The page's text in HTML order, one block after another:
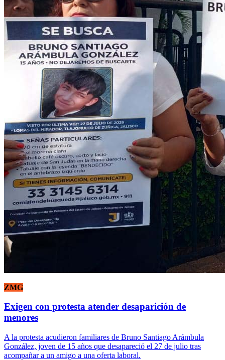
ZMG
Exigen con protesta atender desaparición de
menores
A la protesta acudieron familiares de Bruno Santiago Arámbula
González, joven de 15 años que desapareció el 27 de julio tras
acompañar a un amigo a una oferta laboral.